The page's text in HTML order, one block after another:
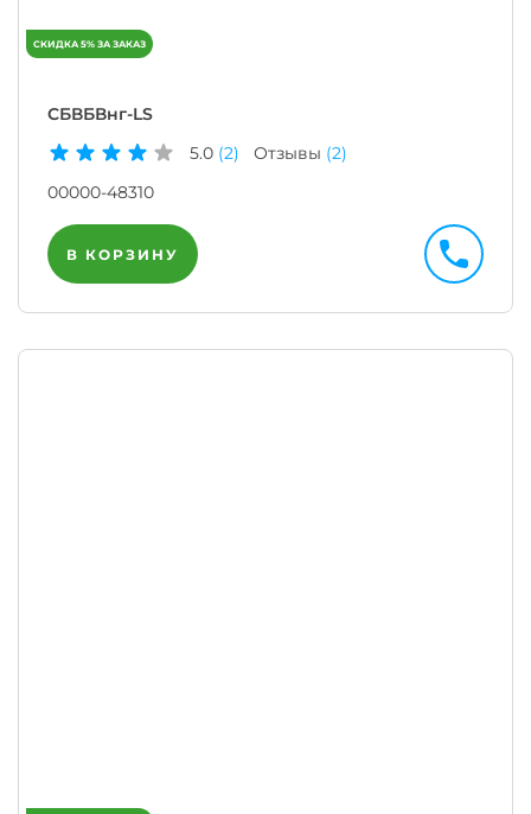
СБВБВнг-LS
5.0 (2) Отзывы (2)
00000-48310
В КОРЗИНУ